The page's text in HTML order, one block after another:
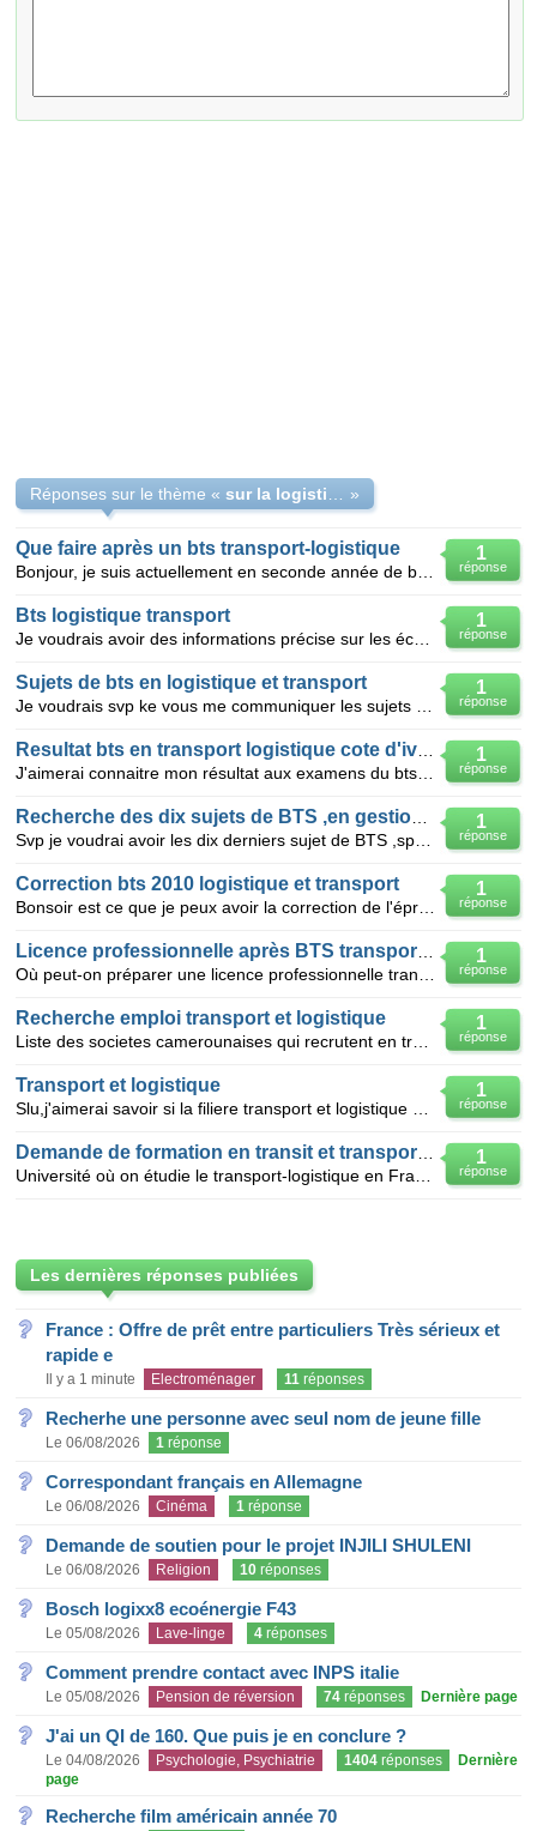
Réponses sur le thème « »
1
réponse
Que faire après un bts transport-logistique
1
réponse
Bts logistique transport
1
réponse
Sujets de bts en logistique et transport
1
réponse
1
réponse
1
réponse
Correction bts 2010 logistique et transport
1
réponse
1
réponse
Recherche emploi transport et logistique
1
réponse
Transport et logistique
1
réponse
Les dernières réponses publiées
France : Offre de prêt entre particuliers Très sérieux et
rapide e
Il y a 1 minute Electroménager 11 réponses
Recherhe une personne avec seul nom de jeune fille
Le 06/08/2026 1 réponse
Correspondant français en Allemagne
Le 06/08/2026 Cinéma 1 réponse
Demande de soutien pour le projet INJILI SHULENI
Le 06/08/2026 Religion 10 réponses
Bosch logixx8 ecoénergie F43
Le 05/08/2026 Lave-linge 4 réponses
Comment prendre contact avec INPS italie
Le 05/08/2026 Pension de réversion 74 réponses Dernière page
J'ai un QI de 160. Que puis je en conclure ?
Le 04/08/2026 Psychologie, Psychiatrie 1404 réponses
Dernière
page
Recherche film américain année 70